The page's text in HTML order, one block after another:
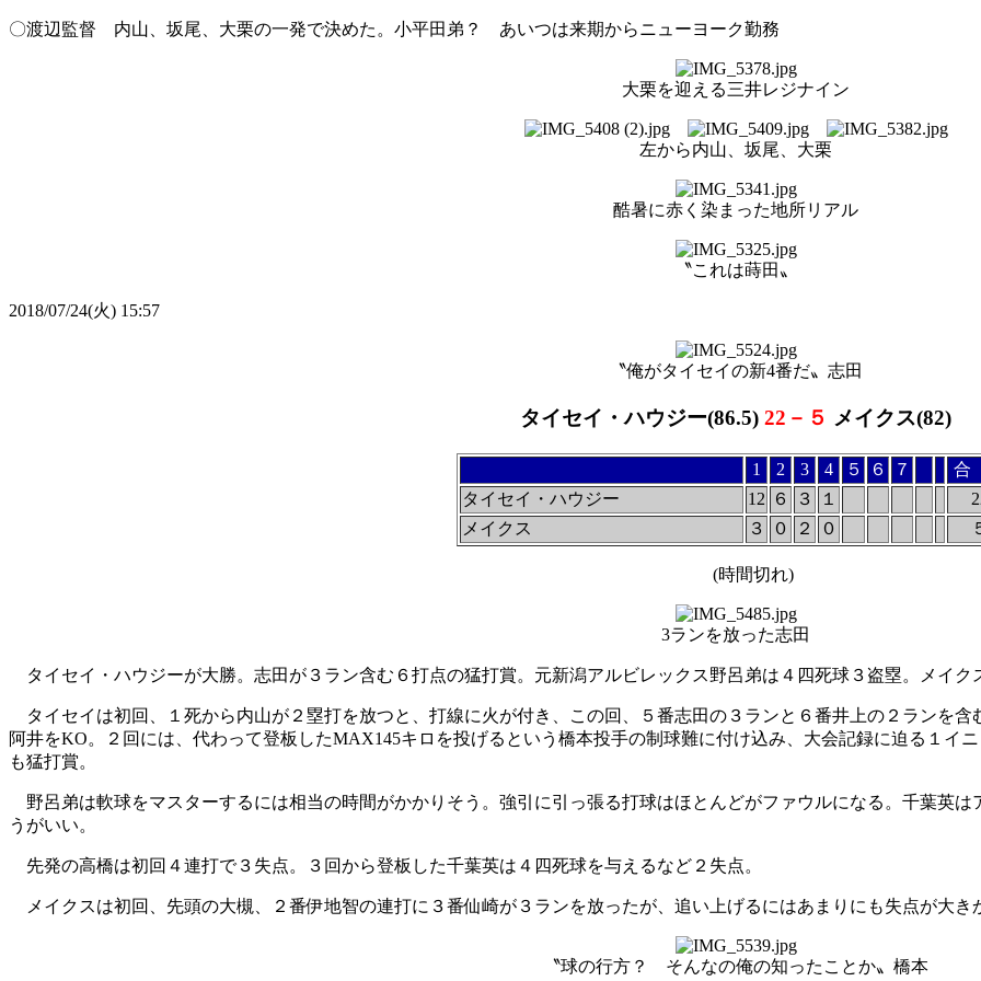
〇渡辺監督 内山、坂尾、大栗の一発で決めた。小平田弟？ あいつは来期からニューヨーク勤務
大栗を迎える三井レジナイン
左から内山、坂尾、大栗
酷暑に赤く染まった地所リアル
〝これは蒔田〟
2018/07/24(火) 15:57
〝俺がタイセイの新4番だ〟志田
タイセイ・ハウジー(86.5) 22－５ メイクス(82)
1 2 3 4 ５ ６ ７
合
タイセイ・ハウジー
12 ６ ３ １
メイクス
３ ０ ２ ０
(時間切れ)
3ランを放った志田
タイセイ・ハウジーが大勝。志田が３ラン含む６打点の猛打賞。元新潟アルビレックス野呂弟は４四死球３盗塁。メイク
タイセイは初回、１死から内山が２塁打を放つと、打線に火が付き、この回、５番志田の３ランと６番井上の２ランを
阿井をKO。２回には、代わって登板したMAX145キロを投げるという橋本投手の制球難に付け込み、大会記録に迫る１イ
も猛打賞。
野呂弟は軟球をマスターするには相当の時間がかかりそう。強引に引っ張る打球はほとんどがファウルになる。千葉英
うがいい。
先発の高橋は初回４連打で３失点。３回から登板した千葉英は４四死球を与えるなど２失点。
メイクスは初回、先頭の大槻、２番伊地智の連打に３番仙崎が３ランを放ったが、追い上げるにはあまりにも失点が大き
〝球の行方？ そんなの俺の知ったことか〟橋本